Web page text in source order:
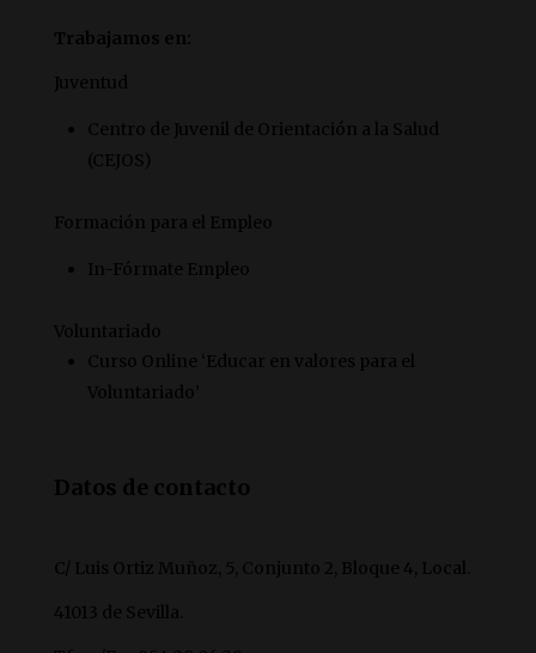
Trabajamos en:
Juventud
Centro de Juvenil de Orientación a la Salud
(CEJOS)
Formación para el Empleo
In-Fórmate Empleo
Voluntariado
Curso Online ‘Educar en valores para el
Voluntariado’
Datos de contacto
C/ Luis Ortiz Muñoz, 5, Conjunto 2, Bloque 4, Local.
41013 de Sevilla.